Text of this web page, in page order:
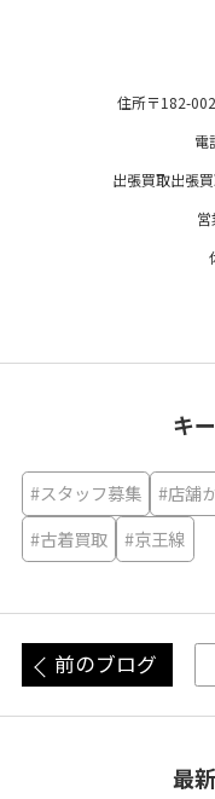
住所〒182-
電
出張買取出張
キ
#スタッフ募集 #店舗
#古着買取
#京王線
前のブログ
最